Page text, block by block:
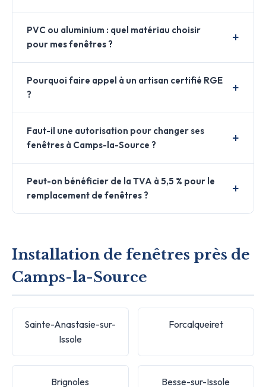
PVC ou aluminium : quel matériau choisir
pour mes fenêtres ?
Pourquoi faire appel à un artisan certifié RGE
?
Faut-il une autorisation pour changer ses
fenêtres à Camps-la-Source ?
Peut-on bénéficier de la TVA à 5,5 % pour le
remplacement de fenêtres ?
Installation de fenêtres près de
Camps-la-Source
Sainte-Anastasie-sur-
Issole
Forcalqueiret
Brignoles Besse-sur-Issole